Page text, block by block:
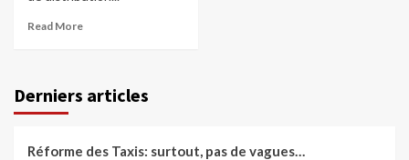
Read More
Derniers articles
Réforme des Taxis: surtout, pas de vagues…